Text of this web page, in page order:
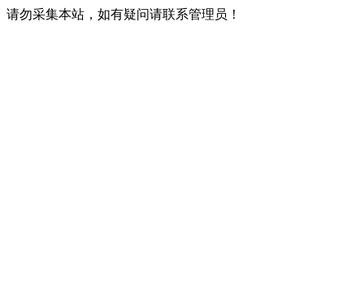
请勿采集本站，如有疑问请联系管理员！